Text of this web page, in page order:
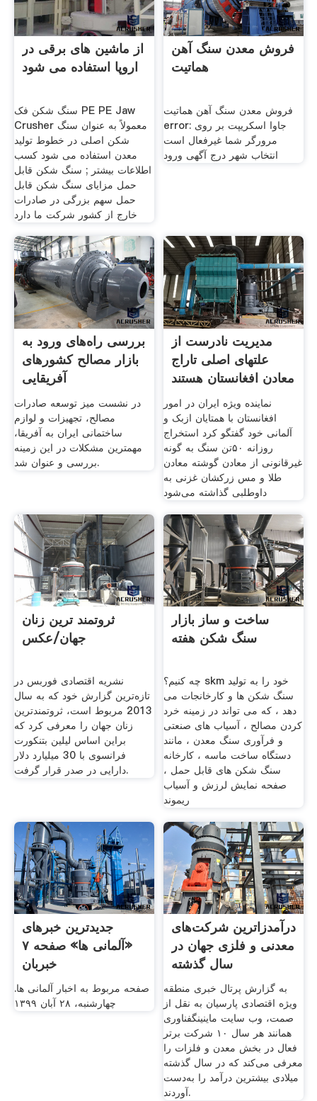
از ماشین های برقی در
اروپا استفاده می شود
سنگ شکن فک PE PE Jaw
Crusher معمولاً به عنوان سنگ
شکن اصلی در خطوط تولید
معدن استفاده می شود کسب
اطلاعات بیشتر ; سنگ شکن قابل
حمل مزایای سنگ شکن قابل
حمل سهم بزرگی در صادرات
خارج از کشور شرکت ما دارد
فروش معدن سنگ آهن
هماتیت
فروش معدن سنگ آهن هماتیت
error: جاوا اسکریپت بر روی
مرورگر شما غیرفعال است
انتخاب شهر درج آگهی ورود
بررسی راه‌های ورود به
بازار مصالح کشور‌های
آفریقایی
در نشست میز توسعه صادرات
مصالح، تجهیزات و لوازم
ساختمانی ایران به آفریقا،
مهمترین مشکلات در این زمینه
بررسی و عنوان شد.
مدیریت نادرست از
علتهای اصلی تاراج
معادن افغانستان هستند
نماینده ویژه ایران در امور
افغانستان با همتایان ازبک و
آلمانی خود گفتگو کرد استخراج
روزانه ۵۰تن سنگ به گونه
غیرقانونی از معادن گوشته معادن
طلا و مس زرکشان غزنی به
داوطلبی گذاشته می‌شود
ثروتمند ترین زنان
جهان/عکس
نشریه اقتصادی فوربس در
تازه‌ترین گزارش خود که به سال
2013 مربوط است، ثروتمندترین
زنان جهان را معرفی کرد که
براین اساس لیلین بتنکورت
فرانسوی با 30 میلیارد دلار
دارایی در صدر قرار گرفت.
ساخت و ساز بازار
سنگ شکن هفته
چه کنیم؟ skm خود را به تولید
سنگ شکن ها و کارخانجات می
دهد ، که می تواند در زمینه خرد
کردن مصالح ، آسیاب های صنعتی
و فرآوری سنگ معدن ، مانند
دستگاه ساخت ماسه ، کارخانه
سنگ شکن های قابل حمل ،
صفحه نمایش لرزش و آسیاب
ریموند
جدیدترین خبرهای
«آلمانی ها» صفحه ۷
خبربان
صفحه مربوط به اخبار آلمانی ها.
چهارشنبه، ۲۸ آبان ۱۳۹۹
درآمدزاترین شرکت‌های
معدنی و فلزی جهان در
سال گذشته
به گزارش پرتال خبری منطقه
ویژه اقتصادی پارسیان به نقل از
صمت، وب سایت ماینینگفناوری
همانند هر سال ۱۰ شرکت برتر
فعال در بخش معدن و فلزات را
معرفی می‌کند که در سال گذشته
میلادی بیشترین درآمد را به‌دست
آوردند.